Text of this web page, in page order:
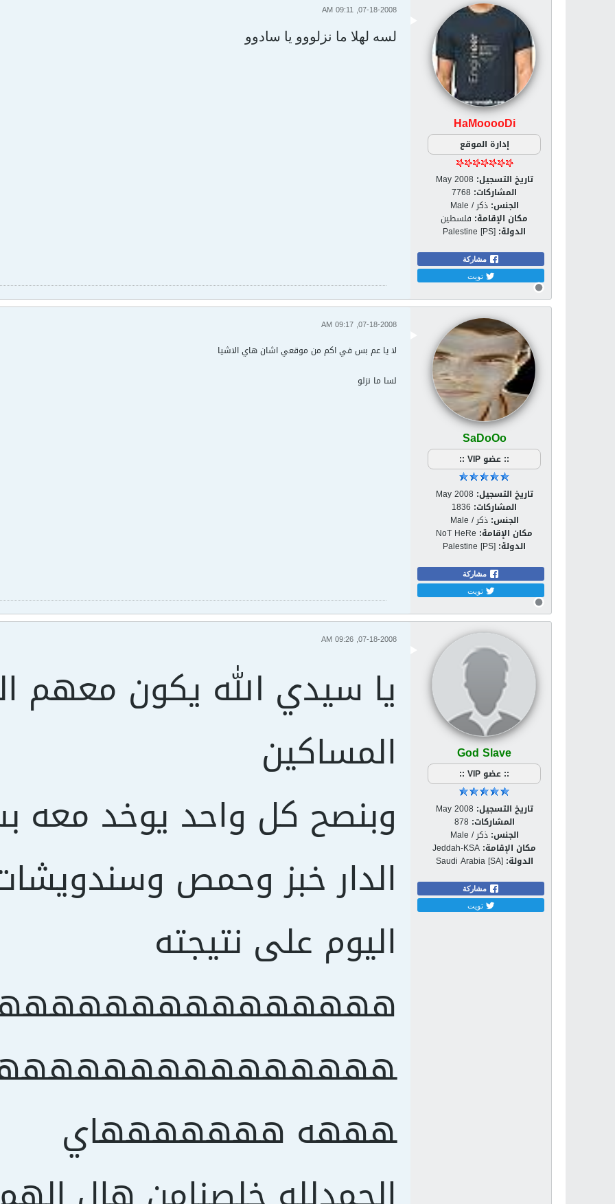
HaMooooDi
إدارة الموقع
تاريخ التسجيل: May 2008
المشاركات: 7768
الجنس: ذكر / Male
مكان الإقامة: فلسطين
الدولة: Palestine [PS]
مشاركة
تويت
07-18-2008, 09:11 AM
لسه لهلا ما نزلووو يا سادوو
SaDoOo
:: عضو VIP ::
تاريخ التسجيل: May 2008
المشاركات: 1836
الجنس: ذكر / Male
مكان الإقامة: NoT HeRe
الدولة: Palestine [PS]
مشاركة
تويت
07-18-2008, 09:17 AM
لا يا عم بس في اكم من موقعي اشان هاي الاشيا
لسا ما نزلو
God Slave
:: عضو VIP ::
تاريخ التسجيل: May 2008
المشاركات: 878
الجنس: ذكر / Male
مكان الإقامة: Jeddah-KSA
الدولة: Saudi Arabia [SA]
مشاركة
تويت
07-18-2008, 09:26 AM
يا سيدي الله يكون معهم
المساكين
وبنصح كل واحد يوخد
الدار خبز وحمص
اليوم على نتيجته
هههه هههههههاي